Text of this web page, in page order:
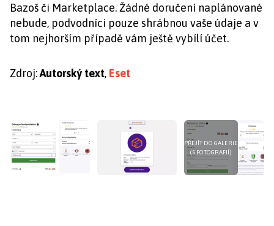
Bazoš či Marketplace. Žádné doručení naplánované
nebude, podvodníci pouze shrábnou vaše údaje a v
tom nejhorším případě vám ještě vybílí účet.
Zdroj:Autorský text, Eset
PŘEJÍT DO GALERIE
(5 FOTOGRAFIÍ)